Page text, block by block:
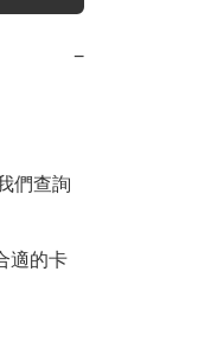
−
們查詢
適的卡